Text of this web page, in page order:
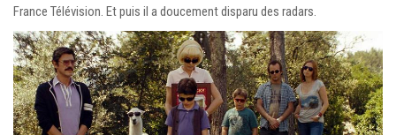
France Télévision. Et puis il a doucement disparu des radars.